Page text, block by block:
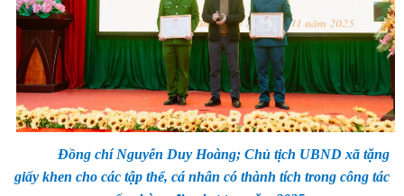
Đồng chí Nguyễn Duy Hoàng; Chủ tịch UBND xã tặng
giấy khen cho các tập thể, cá nhân có thành tích trong công tác